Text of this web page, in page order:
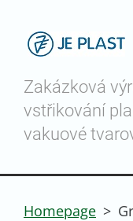
Zakázková
vstřikování
vakuové
Homepage >